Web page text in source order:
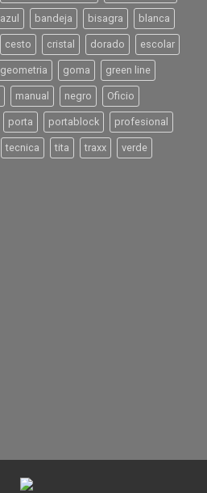
azul bandeja bisagra blanca
cesto cristal dorado escolar
geometria goma green line
manual negro Oficio
porta portablock profesional
tecnica tita traxx verde